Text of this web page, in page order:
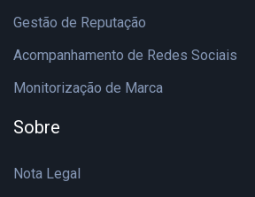
Gestão de Reputação
Acompanhamento de Redes Sociais
Monitorização de Marca
Sobre
Nota Legal